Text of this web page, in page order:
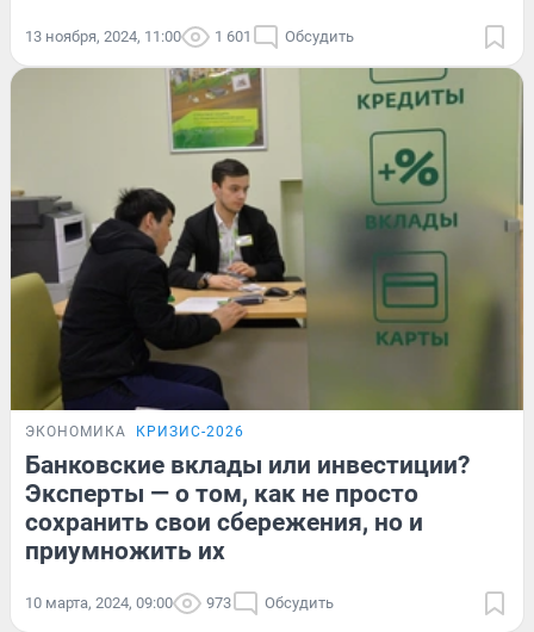
13 ноября, 2024, 11:00 1 601 Обсудить
ЭКОНОМИКА КРИЗИС-2026
Банковские вклады или инвестиции?
Эксперты — о том, как не просто
сохранить свои сбережения, но и
приумножить их
10 марта, 2024, 09:00 973 Обсудить